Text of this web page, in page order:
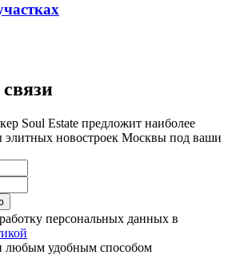
Soul Estate предложит наиболее
элитных новостроек Москвы под ваши
персональных данных в
любым удобным способом